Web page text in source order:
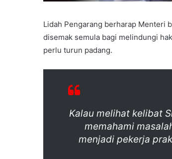
Lidah Pengarang berharap Menteri
disemak semula bagi melindungi
perlu turun padang.
Kalau melihat kelibat
memahami
menjadi pekerja